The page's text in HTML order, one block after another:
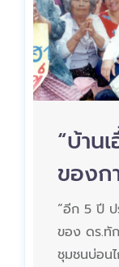
“บ้าน
ของก
“อีก 5 ปี ป
ของ ดร.ทั
ชุมชนบ่อน